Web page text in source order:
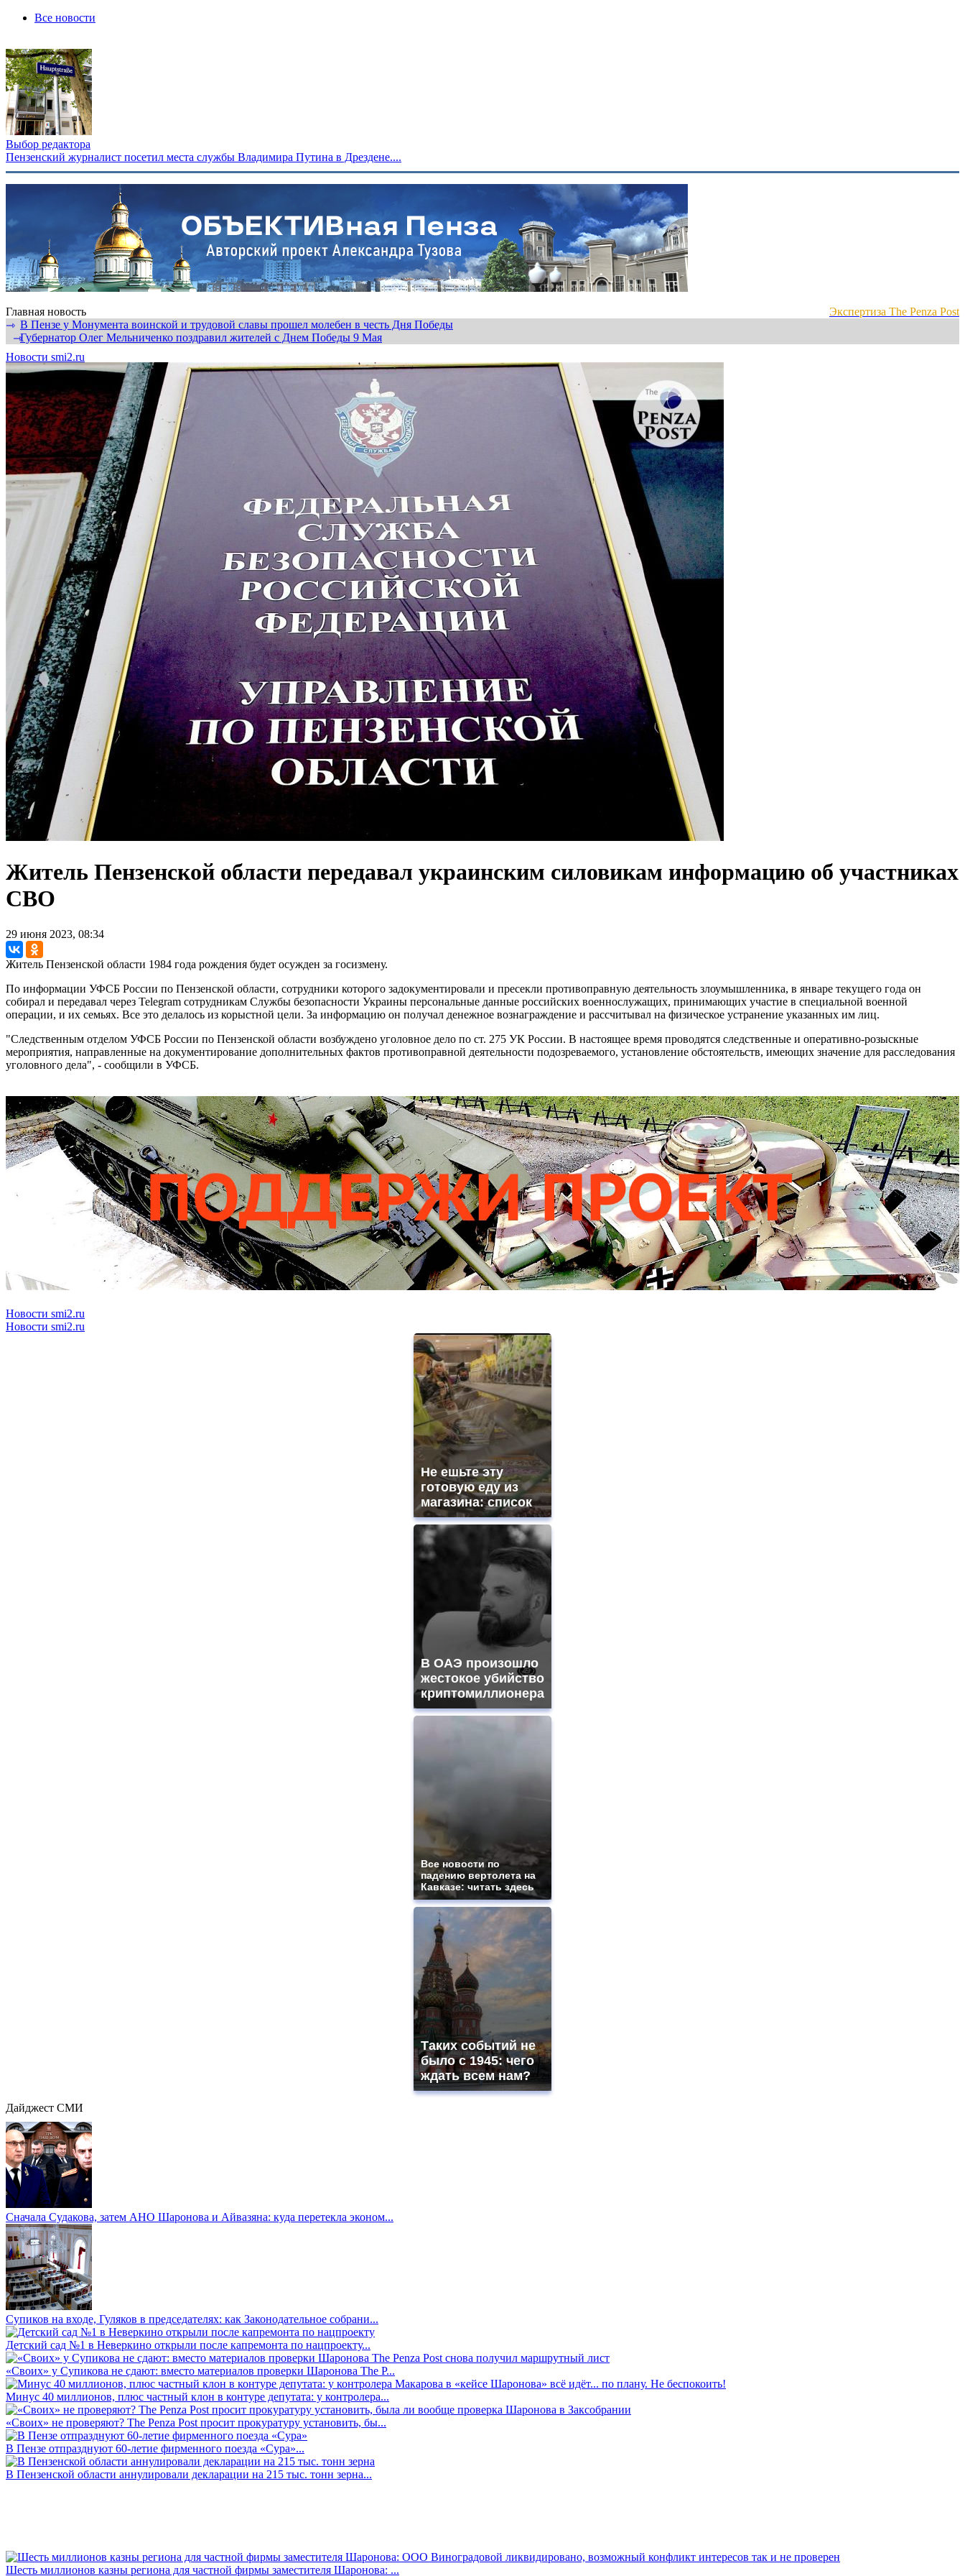
Все новости
Выбор редактора
Пензенский журналист посетил места службы Владимира Путина в Дрездене....
Главная новость
Экспертиза The Penza Post
⇾ В Пензе у Монумента воинской и трудовой славы прошел молебен в честь Дня Победы
⇾Губернатор Олег Мельниченко поздравил жителей с Днем Победы 9 Мая
Новости smi2.ru
Житель Пензенской области передавал украинским силовикам информацию об участниках
СВО
29 июня 2023, 08:34
Житель Пензенской области 1984 года рождения будет осужден за госизмену.
По информации УФСБ России по Пензенской области, сотрудники которого задокументировали и пресекли противоправную деятельность злоумышленника, в январе текущего года он
собирал и передавал через Telegram сотрудникам Службы безопасности Украины персональные данные российских военнослужащих, принимающих участие в специальной военной
операции, и их семьях. Все это делалось из корыстной цели. За информацию он получал денежное вознаграждение и рассчитывал на физическое устранение указанных им лиц.
"Следственным отделом УФСБ России по Пензенской области возбуждено уголовное дело по ст. 275 УК России. В настоящее время проводятся следственные и оперативно-розыскные
мероприятия, направленные на документирование дополнительных фактов противоправной деятельности подозреваемого, установление обстоятельств, имеющих значение для расследования
уголовного дела", - сообщили в УФСБ.
Новости smi2.ru
Новости smi2.ru
Не ешьте эту
готовую еду из
магазина: список
В ОАЭ произошло
жестокое убийство
криптомиллионера
Все новости по
падению вертолета на
Кавказе: читать здесь
Таких событий не
было с 1945: чего
ждать всем нам?
Дайджест СМИ
Сначала Судакова, затем АНО Шаронова и Айвазяна: куда перетекла эконом...
Супиков на входе, Гуляков в председателях: как Законодательное собрани...
Детский сад №1 в Неверкино открыли после капремонта по нацпроекту...
«Своих» у Супикова не сдают: вместо материалов проверки Шаронова The P...
Минус 40 миллионов, плюс частный клон в контуре депутата: у контролера...
«Своих» не проверяют? The Penza Post просит прокуратуру установить, бы...
В Пензе отпразднуют 60-летие фирменного поезда «Сура»...
В Пензенской области аннулировали декларации на 215 тыс. тонн зерна...
Шесть миллионов казны региона для частной фирмы заместителя Шаронова: ...